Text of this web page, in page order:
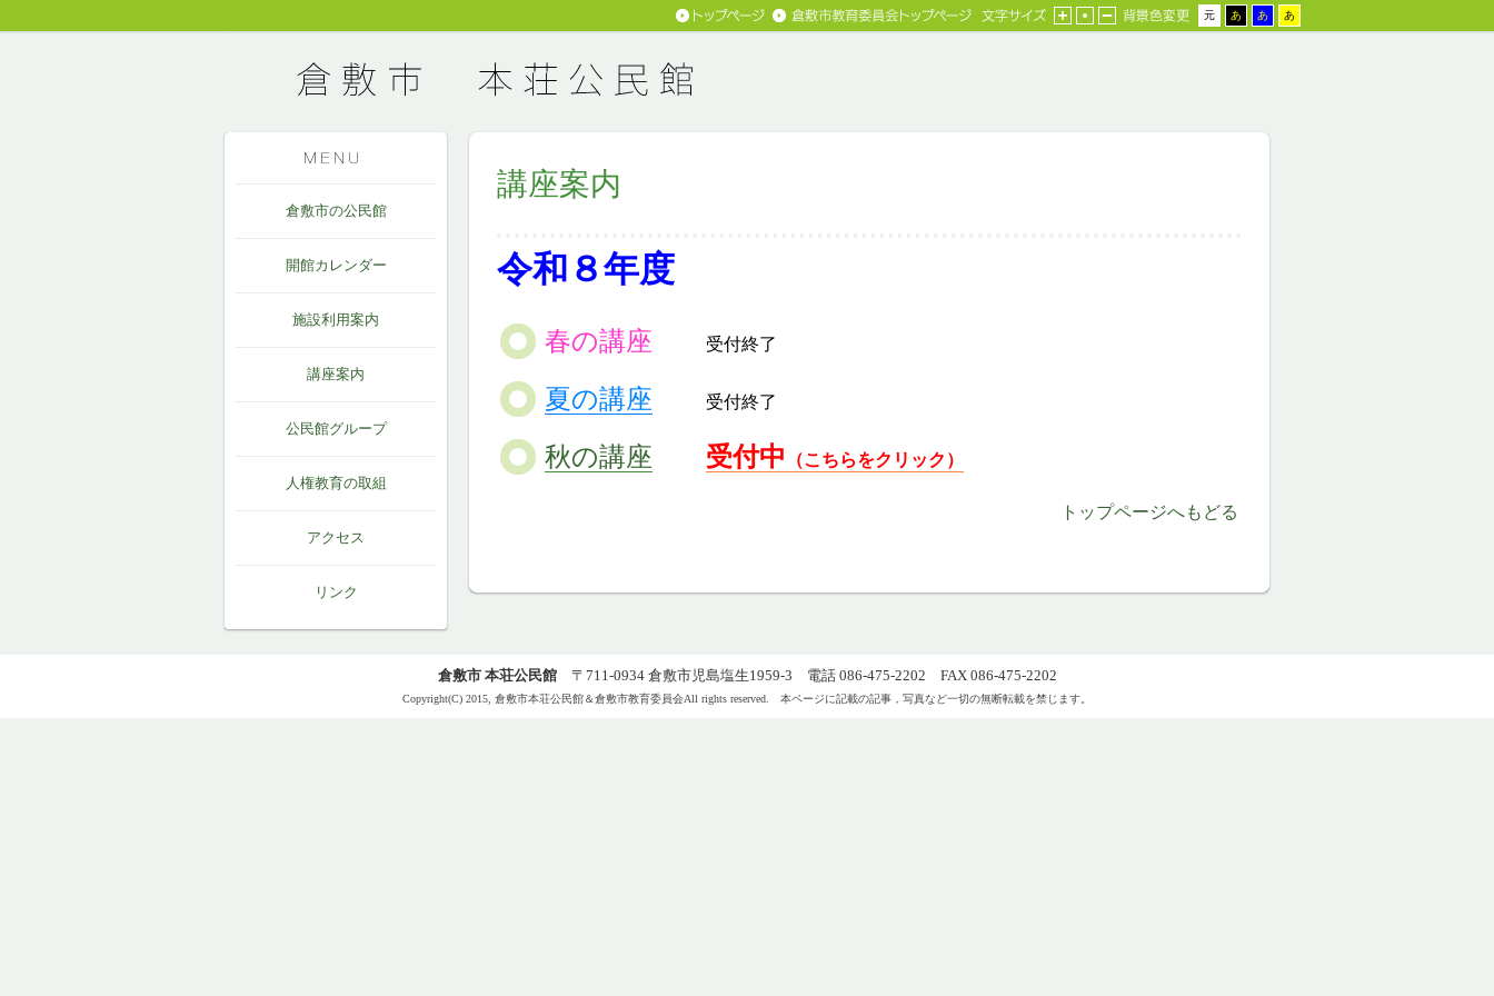
倉敷市の公民館
開館カレンダー
施設利用案内
講座案内
公民館グループ
人権教育の取組
アクセス
リンク
講座案内
令和８年度
春の講座 受付終了
夏の講座 受付終了
秋の講座 受付中 （こちらをクリック）
トップページへもどる
倉敷市 本荘公民館〒711-0934 倉敷市児島塩生1959-3 電話 086-475-2202 FAX 086-475-2202
Copyright(C) 2015, 倉敷市本荘公民館＆倉敷市教育委員会All rights reserved. 本ページに記載の記事，写真など一切の無断転載を禁じます。